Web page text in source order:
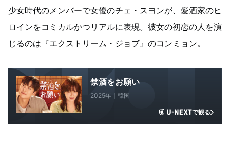
少女時代のメンバーで女優のチェ・スヨンが、愛酒家のヒ
ロインをコミカルかつリアルに表現。彼女の初恋の人を演
じるのは『エクストリーム・ジョブ』のコンミョン。
禁酒をお願い
2025年｜韓国
で観る